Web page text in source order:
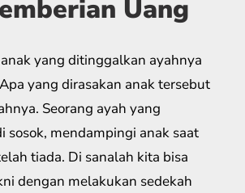
Uang
yang ditinggalkan ayahnya
yang dirasakan anak tersebut
Seorang ayah yang
sosok, mendampingi anak saat
tiada. Di sanalah kita bisa
dengan melakukan sedekah